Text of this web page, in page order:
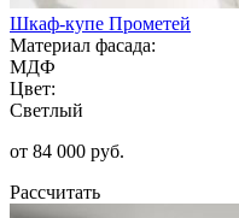
Шкаф-купе Прометей
Материал фасада:
МДФ
Цвет:
Светлый
от 84 000 руб.
Рассчитать